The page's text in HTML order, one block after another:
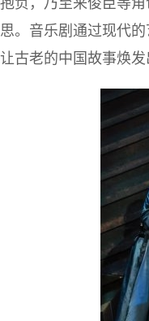
抱负，乃至来俊臣等
思。音乐剧通过现代
让古老的中国故事焕